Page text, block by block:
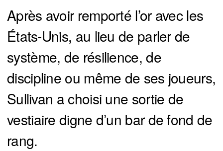
Après avoir remporté l’or avec les
États-Unis, au lieu de parler de
système, de résilience, de
discipline ou même de ses joueurs,
Sullivan a choisi une sortie de
vestiaire digne d’un bar de fond de
rang.